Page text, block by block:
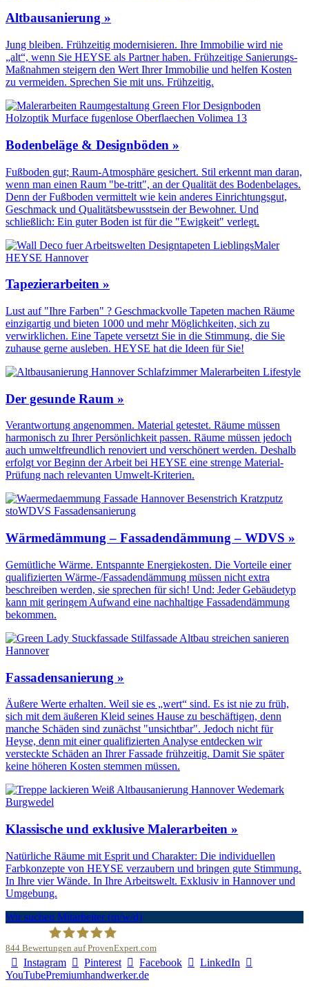
Altbausanierung »
Jung bleiben. Frühzeitig modernisieren. Ihre Immobilie wird nie
„alt“, wenn Sie HEYSE als Partner haben. Frühzeitige Sanierungs-
Maßnahmen steigern den Wert Ihrer Immobilie und helfen Kosten
zu vermeiden. Sprechen Sie mit uns. Frühzeitig.
Bodenbeläge & Designböden »
Fußboden gut; Raum-Atmosphäre gesichert. Stil erkennt man daran,
wenn man einen Raum "be-tritt", an der Qualität des Boden­belages.
Denn der Fuß­boden vermittelt wie kein anderes Einrichtungs­gut,
Geschmack und Qualitäts­bewusstsein der Bewohner. Und
schließlich: Ein guter Boden ist für die "Ewigkeit" verlegt.
Tapezierarbeiten »
Lust auf "Ihre Farben" ? Geschmackvolle Tapeten machen Räume
einzigartig und bieten 1000 und mehr Möglichkeiten, sich zu
verwirklichen. Eine Tapete versetzt Sie in die Stimmung, die Sie
zuhause gerne ausleben. HEYSE hat die Ideen für Sie!
Der gesunde Raum »
Verantwortung angenommen. Material getestet. Räume müssen
harmonisch zu Ihrer Persönlichkeit passen. Räume müssen jedoch
auch umweltfreundlich renoviert und verschönert werden. Deshalb
erfolgt vor Beginn der Arbeit bei HEYSE eine strenge Material-
Prüfung nach relevanten Umwelt-Kriterien.
Wärmedämmung – Fassadendämmung – WDVS »
Gemütliche Wärme. Entspannte Energiekosten. Die Vorteile einer
qualifizierten Wärme-/Fassadendämmung müssen nicht extra
beschreiben werden, sie sprechen für sich! Und: Jeder Gebäudetyp
kann mit geringem Aufwand eine nachhaltige Fassadendämmung
bekommen.
Fassadensanierung »
Äußere Werte erhalten. Weil sie es „wert“ sind. Es ist nie zu früh,
sich mit dem äußeren Kleid seines Hause zu beschäftigen, denn
manche Schäden sind zunächst "unsichtbar". Jedoch nicht für
Heyse, denn mit einer qualifizierten Analyse entdecken wir
versteckte Schäden an Ihrer Fassade frühzeitig. Damit Sie später
keine höheren Kosten stemmen müssen.
Klassische und exklusive Malerarbeiten »
Natürliche Räume mit Esprit und Charakter: Die individuellen
Farbkonzepte von HEYSE verzaubern und bringen gute Stimmung.
In Ihre vier Wände. In Ihre Arbeitswelt. Exklusiv in Hannover und
Umgebung.
Wir suchen Mitarbeiter (m/w/d)
Malerfachbetrieb HEYSE GmbH & Co.KG
844 Bewertungen auf ProvenExpert.com
Instagram Pinterest Facebook
LinkedIn
YouTubePremiumhandwerker.de